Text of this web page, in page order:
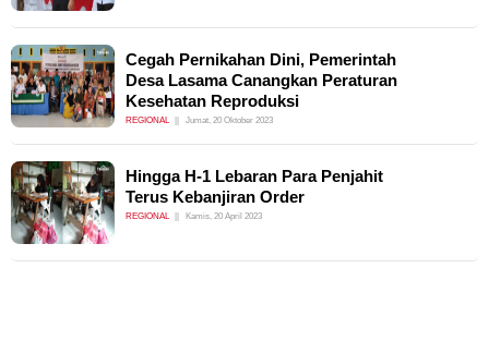
Cegah Pernikahan Dini, Pemerintah
Desa Lasama Canangkan Peraturan
Kesehatan Reproduksi
REGIONAL Jumat, 20 Oktober 2023
Hingga H-1 Lebaran Para Penjahit
Terus Kebanjiran Order
REGIONAL Kamis, 20 April 2023